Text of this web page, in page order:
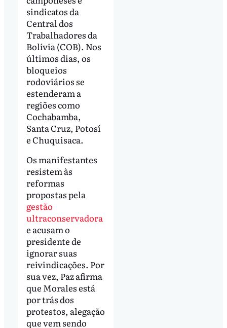
sindicatos da
Central dos
Trabalhadores da
Bolívia (COB). Nos
últimos dias, os
bloqueios
rodoviários se
estenderam a
regiões como
Cochabamba,
Santa Cruz, Potosí
e Chuquisaca.
Os manifestantes
resistem às
reformas
propostas pela
gestão
ultraconservadora
e acusam o
presidente de
ignorar suas
reivindicações. Por
sua vez, Paz afirma
que Morales está
por trás dos
protestos, alegação
que vem sendo